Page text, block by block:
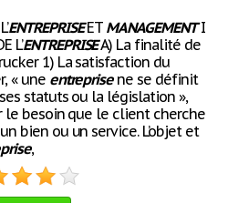
ENTREPRISEET MANAGEMENTI
L’ENTREPRISEA) La finalité de
1) La satisfaction du
« une entreprisene se définit
statuts ou la législation »,
le besoin que le client cherche
bien ou un service. L’objet et
,